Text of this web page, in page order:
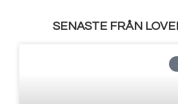
SENASTE FRÅN